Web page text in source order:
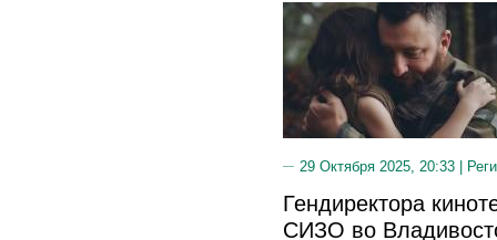
29 Октября 2025, 20:33 |
Гендиректора
СИЗО во